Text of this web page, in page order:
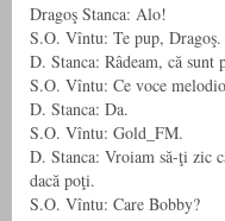
Dragoş Stanca: Alo!
S.O. Vîntu: Te pup, Dragoş.
D. Stanca: Râdeam, că sunt
S.O. Vîntu: Ce voce
D. Stanca: Da.
S.O. Vîntu: Gold_FM.
D. Stanca: Vroiam să-ţi zic
dacă poţi.
S.O. Vîntu: Care Bobby?